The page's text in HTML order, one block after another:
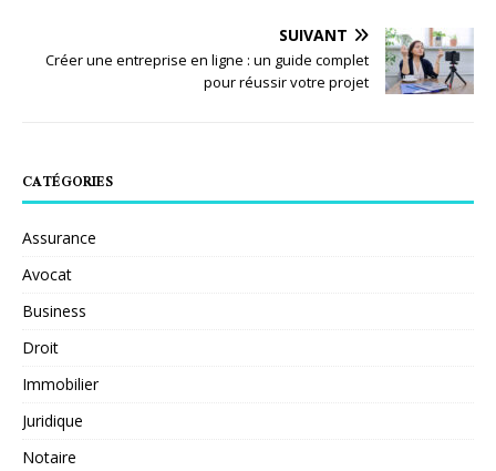
SUIVANT
Créer une entreprise en ligne : un guide complet
pour réussir votre projet
CATÉGORIES
Assurance
Avocat
Business
Droit
Immobilier
Juridique
Notaire